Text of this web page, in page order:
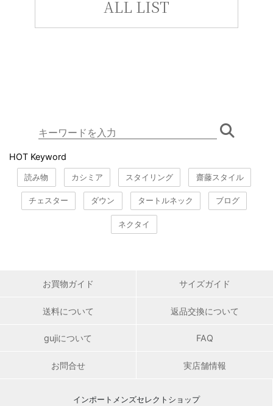
ALL LIST
HOT Keyword
読み物 カシミア スタイリング 齋藤スタイル
チェスター ダウン タートルネック ブログ
ネクタイ
お買物ガイド サイズガイド
送料について 返品交換について
gujiについて FAQ
お問合せ 実店舗情報
インポートメンズセレクトショップ